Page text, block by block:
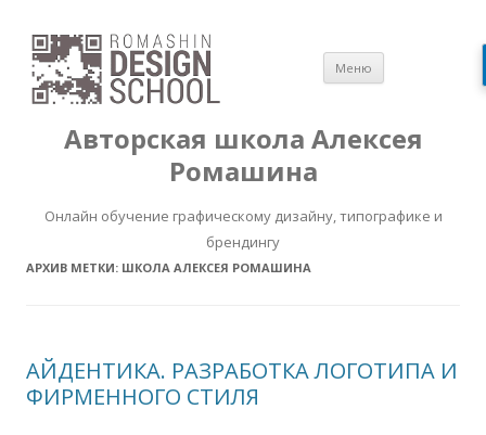
Авторская школа Алексея
Ромашина
Онлайн обучение графическому дизайну, типографике и
брендингу
Меню
содержимому
АРХИВ МЕТКИ: ШКОЛА АЛЕКСЕЯ РОМАШИНА
АЙДЕНТИКА. РАЗРАБОТКА ЛОГОТИПА И
ФИРМЕННОГО СТИЛЯ